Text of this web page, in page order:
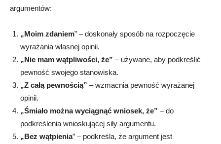
argumentów:
„Moim zdaniem” – doskonały sposób na rozpoczęcie
wyrażania własnej opinii.
„Nie mam wątpliwości, że” – używane, aby podkreślić
pewność swojego stanowiska.
„Z całą pewnością” – wzmacnia pewność wyrażanej
opinii.
„Śmiało można wyciągnąć wniosek, że” – do
podkreślenia wnioskującej siły argumentu.
„Bez wątpienia” – podkreśla, że argument jest